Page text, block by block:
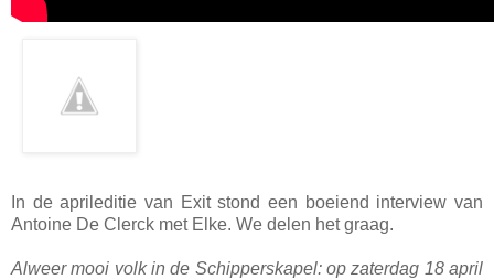
In de aprileditie van Exit stond een boeiend interview van
Antoine De Clerck met Elke. We delen het graag.
Alweer mooi volk in de Schipperskapel: op zaterdag 18 april